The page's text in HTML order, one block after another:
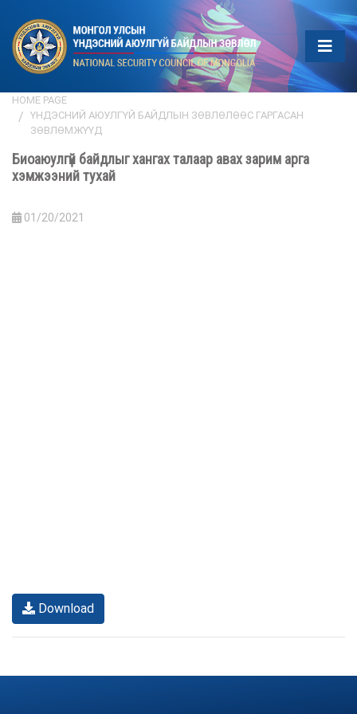
HOME PAGE
ҮНДЭСНИЙ АЮУЛГҮЙ БАЙДЛЫН ЗӨВЛӨЛӨӨС ГАРГАСАН
ЗӨВЛӨМЖҮҮД
Биоаюулгүй байдлыг хангах талаар авах зарим арга
хэмжээний тухай
01/20/2021
Download